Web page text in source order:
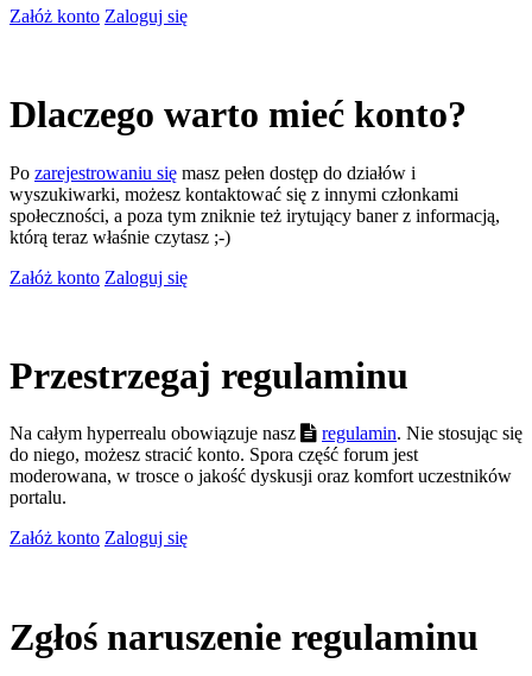
Załóż konto Zaloguj się
Dlaczego warto mieć konto?
Po zarejestrowaniu się masz pełen dostęp do działów i
wyszukiwarki, możesz kontaktować się z innymi członkami
społeczności, a poza tym zniknie też irytujący baner z informacją,
którą teraz właśnie czytasz ;-)
Załóż konto Zaloguj się
Przestrzegaj regulaminu
Na całym hyperrealu obowiązuje nasz regulamin. Nie stosując się
do niego, możesz stracić konto. Spora część forum jest
moderowana, w trosce o jakość dyskusji oraz komfort uczestników
portalu.
Załóż konto Zaloguj się
Zgłoś naruszenie regulaminu